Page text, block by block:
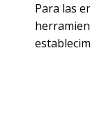
Para las